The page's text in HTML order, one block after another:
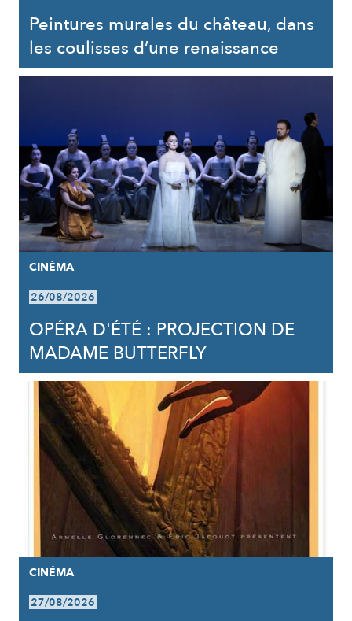
Peintures murales du château, dans
les coulisses d’une renaissance
CINÉMA
26/08/2026
OPÉRA D'ÉTÉ : PROJECTION DE
MADAME BUTTERFLY
CINÉMA
27/08/2026